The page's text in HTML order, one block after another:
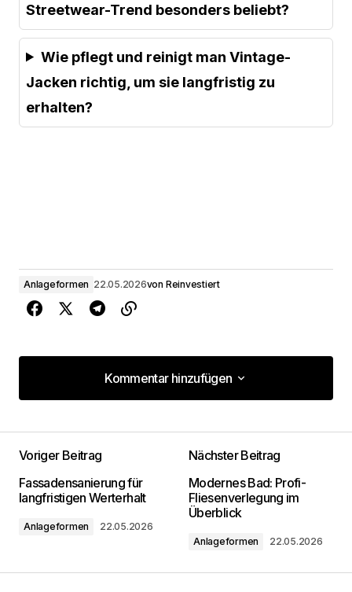
Streetwear-Trend besonders beliebt?
Wie pflegt und reinigt man Vintage-
Jacken richtig, um sie langfristig zu
erhalten?
Anlageformen 22.05.2026von Reinvestiert
Kommentar hinzufügen
Kommentar hinzufügen
Deine E-Mail-Adresse wird nicht
veröffentlicht. Erforderliche Felder sind mit*
markiert
Voriger Beitrag
Fassadensanierung für
langfristigen Werterhalt
Anlageformen 22.05.2026
Nächster Beitrag
Modernes Bad: Profi-
Fliesenverlegung im
Überblick
Anlageformen 22.05.2026